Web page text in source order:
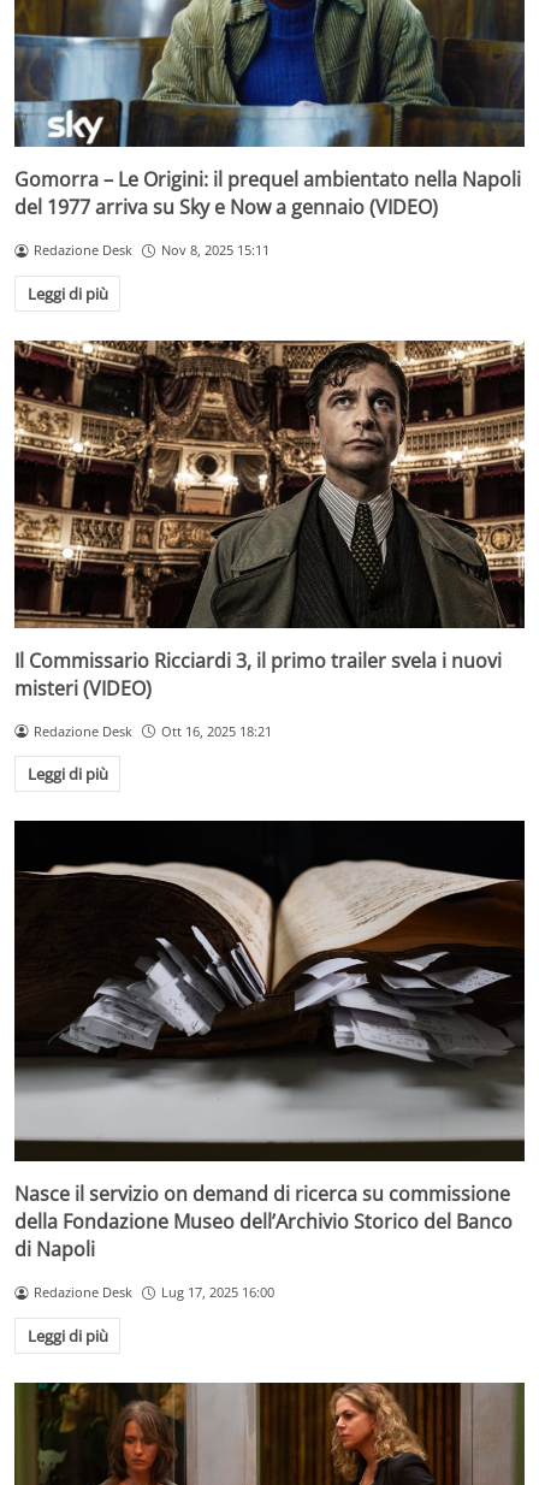
Gomorra – Le Origini: il prequel ambientato nella Napoli
del 1977 arriva su Sky e Now a gennaio (VIDEO)
Redazione Desk Nov 8, 2025 15:11
Leggi di più
Il Commissario Ricciardi 3, il primo trailer svela i nuovi
misteri (VIDEO)
Redazione Desk Ott 16, 2025 18:21
Leggi di più
Nasce il servizio on demand di ricerca su commissione
della Fondazione Museo dell’Archivio Storico del Banco
di Napoli
Redazione Desk Lug 17, 2025 16:00
Leggi di più